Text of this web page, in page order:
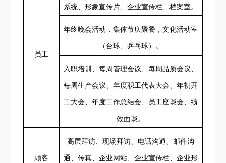
员工
系统、形象宣传片、企业宣传栏、档案室。
年终晚会活动，集体节庆聚餐，文化活动室
（台球、乒乓球）。
入职培训、每周管理会议、每周品质会议、
每周生产会议、年度职工代表大会、年初开
工大会、年度工作总结会、员工座谈会、绩
效面谈。
顾客
高层拜访、现场拜访、电话沟通、邮件沟
通、传真、企业网站、企业宣传栏、企业形